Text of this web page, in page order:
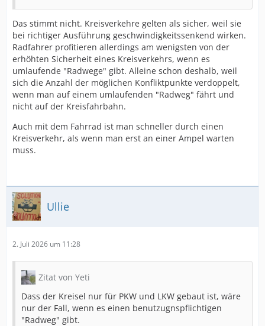
Das stimmt nicht. Kreisverkehre gelten als sicher, weil sie
bei richtiger Ausführung geschwindigkeitssenkend wirken.
Radfahrer profitieren allerdings am wenigsten von der
erhöhten Sicherheit eines Kreisverkehrs, wenn es
umlaufende "Radwege" gibt. Alleine schon deshalb, weil
sich die Anzahl der möglichen Konfliktpunkte verdoppelt,
wenn man auf einem umlaufenden "Radweg" fährt und
nicht auf der Kreisfahrbahn.
Auch mit dem Fahrrad ist man schneller durch einen
Kreisverkehr, als wenn man erst an einer Ampel warten
muss.
Ullie
2. Juli 2026 um 11:28
Zitat von Yeti
Dass der Kreisel nur für PKW und LKW gebaut ist, wäre
nur der Fall, wenn es einen benutzugnspflichtigen
"Radweg" gibt.